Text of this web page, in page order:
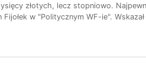
złotych, lecz stopniowo.
w "Politycznym WF-ie".